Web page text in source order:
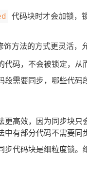
代码块时才会加锁，
饰方法的方式更灵活，
码，不会被锁定，从
需要同步，哪些代码
更高效，因为同步块
有部分代码不需要同
步代码块是细粒度锁